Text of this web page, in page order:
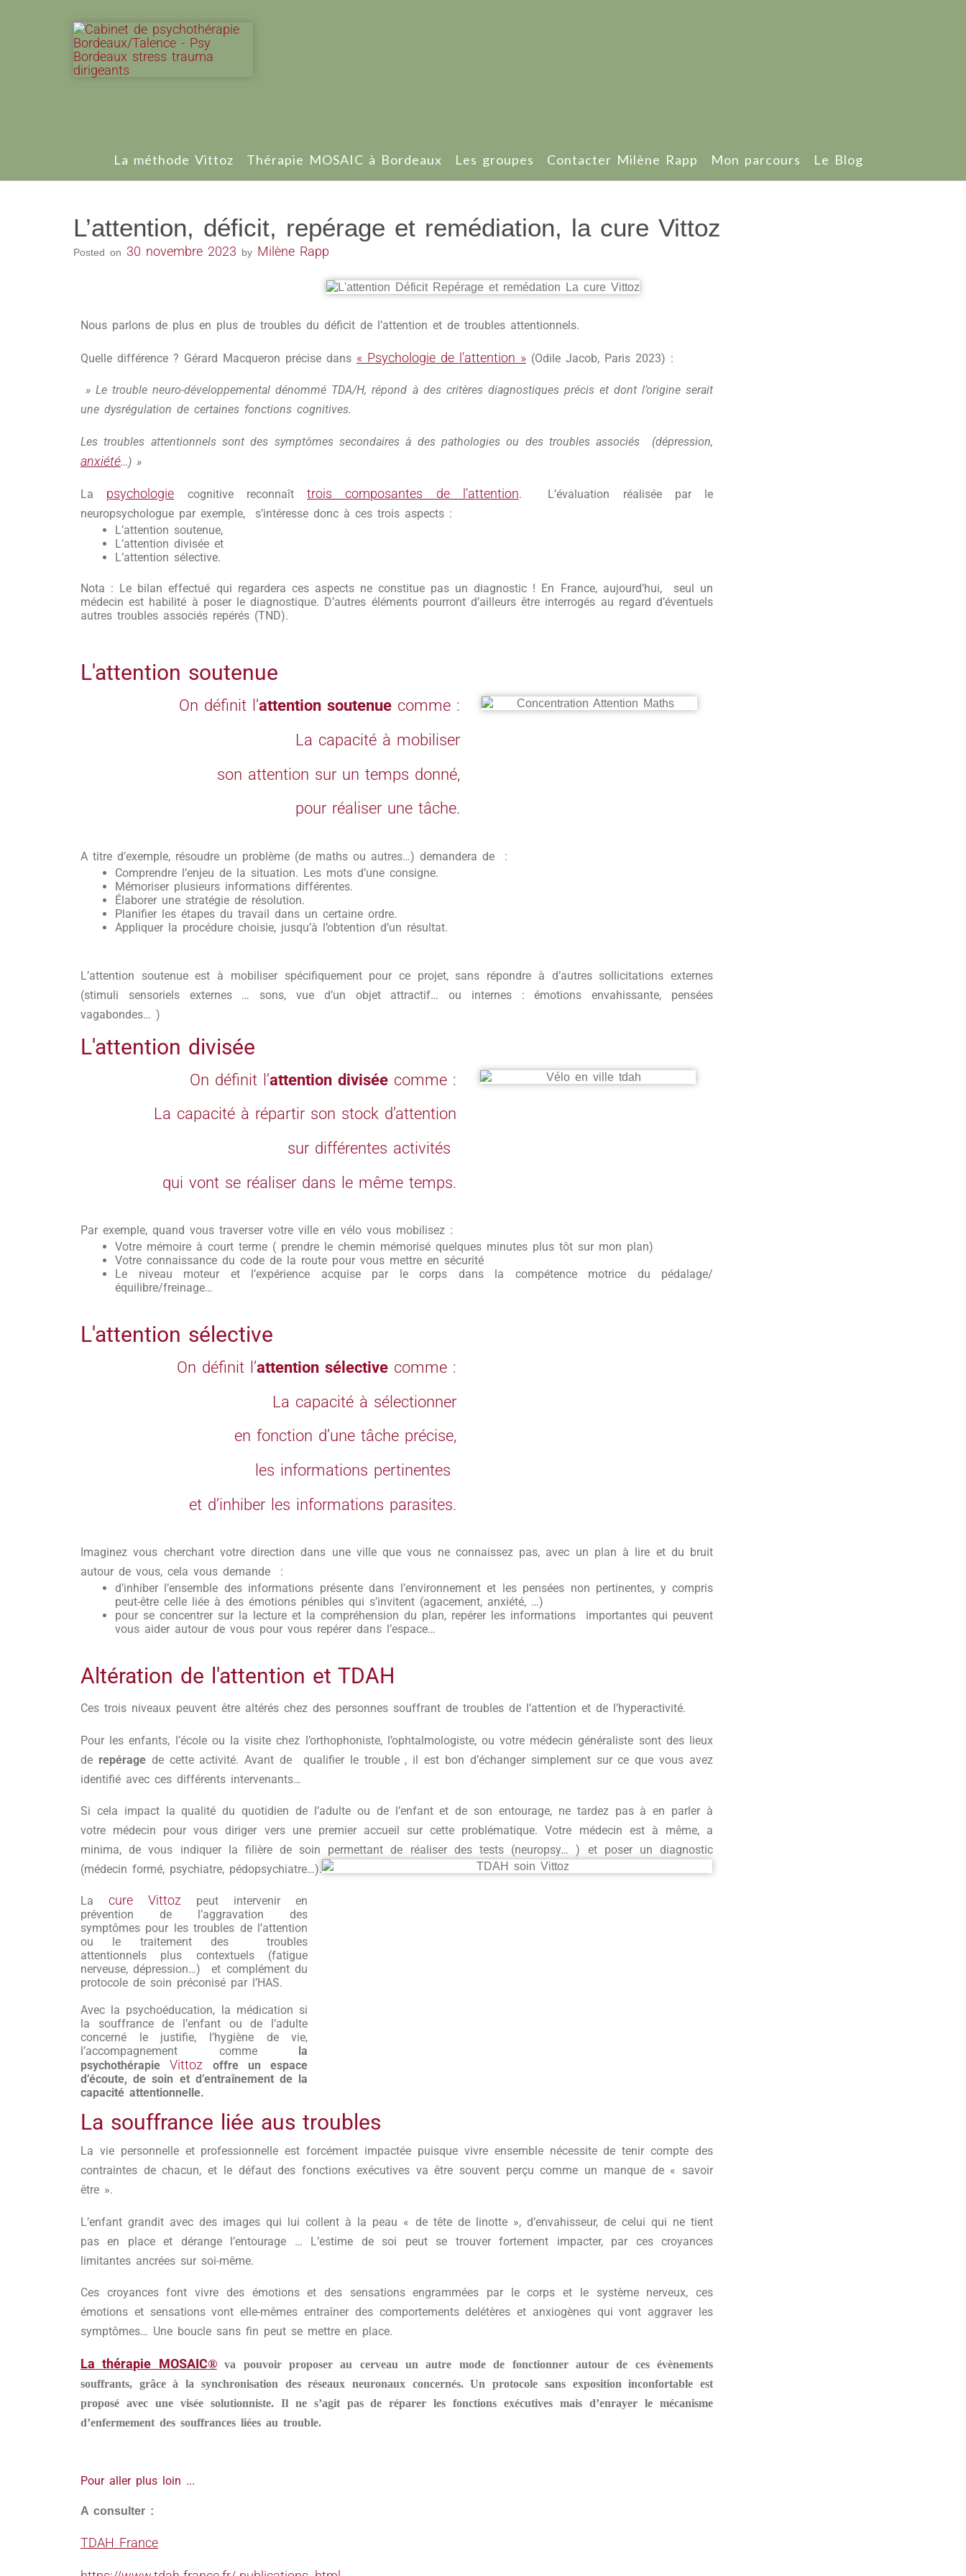
La méthode Vittoz Thérapie MOSAIC à Bordeaux Les groupes Contacter Milène Rapp Mon parcours Le Blog
L’attention, déficit, repérage et remédiation, la cure Vittoz
Posted on 30 novembre 2023 by Milène Rapp
Nous parlons de plus en plus de troubles du déficit de l’attention et de troubles attentionnels.
Quelle différence ? Gérard Macqueron précise dans « Psychologie de l’attention » (Odile Jacob, Paris 2023) :
» Le trouble neuro-développemental dénommé TDA/H, répond à des critères diagnostiques précis et dont l’origine serait
une dysrégulation de certaines fonctions cognitives.
Les troubles attentionnels sont des symptômes secondaires à des pathologies ou des troubles associés (dépression,
anxiété…) »
La psychologie cognitive reconnaît trois composantes de l’attention. L’évaluation réalisée par le
neuropsychologue par exemple, s’intéresse donc à ces trois aspects :
L’attention soutenue,
L’attention divisée et
L’attention sélective.
Nota : Le bilan effectué qui regardera ces aspects ne constitue pas un diagnostic ! En France, aujourd’hui, seul un
médecin est habilité à poser le diagnostique. D’autres éléments pourront d’ailleurs être interrogés au regard d’éventuels
autres troubles associés repérés (TND).
L'attention soutenue
On définit l’attention soutenuecomme :
La capacité à mobiliser
son attention sur un temps donné,
pour réaliser une tâche.
A titre d’exemple, résoudre un problème (de maths ou autres…) demandera de :
Comprendre l’enjeu de la situation. Les mots d’une consigne.
Mémoriser plusieurs informations différentes.
Élaborer une stratégie de résolution.
Planifier les étapes du travail dans un certaine ordre.
Appliquer la procédure choisie, jusqu’à l’obtention d’un résultat.
L’attention soutenue est à mobiliser spécifiquement pour ce projet, sans répondre à d’autres sollicitations externes
(stimuli sensoriels externes … sons, vue d’un objet attractif… ou internes : émotions envahissante, pensées
vagabondes… )
L'attention divisée
On définit l’attention divisée comme :
La capacité à répartir son stock d’attention
sur différentes activités
qui vont se réaliser dans le même temps.
Par exemple, quand vous traverser votre ville en vélo vous mobilisez :
Votre mémoire à court terme ( prendre le chemin mémorisé quelques minutes plus tôt sur mon plan)
Votre connaissance du code de la route pour vous mettre en sécurité
Le niveau moteur et l’expérience acquise par le corps dans la compétence motrice du pédalage/
équilibre/freinage…
L'attention sélective
On définit l’attention sélective comme :
La capacité à sélectionner
en fonction d’une tâche précise,
les informations pertinentes
et d’inhiber les informations parasites.
Imaginez vous cherchant votre direction dans une ville que vous ne connaissez pas, avec un plan à lire et du bruit
autour de vous, cela vous demande :
d’inhiber l’ensemble des informations présente dans l’environnement et les pensées non pertinentes, y compris
peut-être celle liée à des émotions pénibles qui s’invitent (agacement, anxiété, …)
pour se concentrer sur la lecture et la compréhension du plan, repérer les informations importantes qui peuvent
vous aider autour de vous pour vous repérer dans l’espace…
Altération de l'attention et TDAH
Ces trois niveaux peuvent être altérés chez des personnes souffrant de troubles de l’attention et de l’hyperactivité.
Pour les enfants, l’école ou la visite chez l’orthophoniste, l’ophtalmologiste, ou votre médecin généraliste sont des lieux
de repéragede cette activité. Avant de qualifier le trouble , il est bon d’échanger simplement sur ce que vous avez
identifié avec ces différents intervenants…
Si cela impact la qualité du quotidien de l’adulte ou de l’enfant et de son entourage, ne tardez pas à en parler à
votre médecin pour vous diriger vers une premier accueil sur cette problématique. Votre médecin est à même, a
minima, de vous indiquer la filière de soin permettant de réaliser des tests (neuropsy… ) et poser un diagnostic
(médecin formé, psychiatre, pédopsychiatre…).
La cure Vittoz peut intervenir en
prévention de l’aggravation des
symptômes pour les troubles de l’attention
ou le traitement des troubles
attentionnels plus contextuels (fatigue
nerveuse, dépression…) et complément du
protocole de soin préconisé par l’HAS.
Avec la psychoéducation, la médication si
la souffrance de l’enfant ou de l’adulte
concerné le justifie, l’hygiène de vie,
l’accompagnement comme
la
psychothérapieVittoz offre un espace
d’écoute, de soin et d’entraînement de la
capacité attentionnelle.
La souffrance liée aus troubles
La vie personnelle et professionnelle est forcément impactée puisque vivre ensemble nécessite de tenir compte des
contraintes de chacun, et le défaut des fonctions exécutives va être souvent perçu comme un manque de « savoir
être ».
L’enfant grandit avec des images qui lui collent à la peau « de tête de linotte », d’envahisseur, de celui qui ne tient
pas en place et dérange l’entourage … L’estime de soi peut se trouver fortement impacter, par ces croyances
limitantes ancrées sur soi-même.
Ces croyances font vivre des émotions et des sensations engrammées par le corps et le système nerveux, ces
émotions et sensations vont elle-mêmes entraîner des comportements delétères et anxiogènes qui vont aggraver les
symptômes… Une boucle sans fin peut se mettre en place.
La thérapie MOSAIC®
va pouvoir proposer au cerveau un autre mode de fonctionner autour de ces évènements
souffrants, grâce à la synchronisation des réseaux neuronaux concernés. Un protocole sans exposition inconfortable est
proposé avec une visée solutionniste. Il ne s’agit pas de réparer les fonctions exécutives mais d’enrayer le mécanisme
d’enfermement des souffrances liées au trouble.
Pour aller plus loin ...
A consulter :
TDAH France